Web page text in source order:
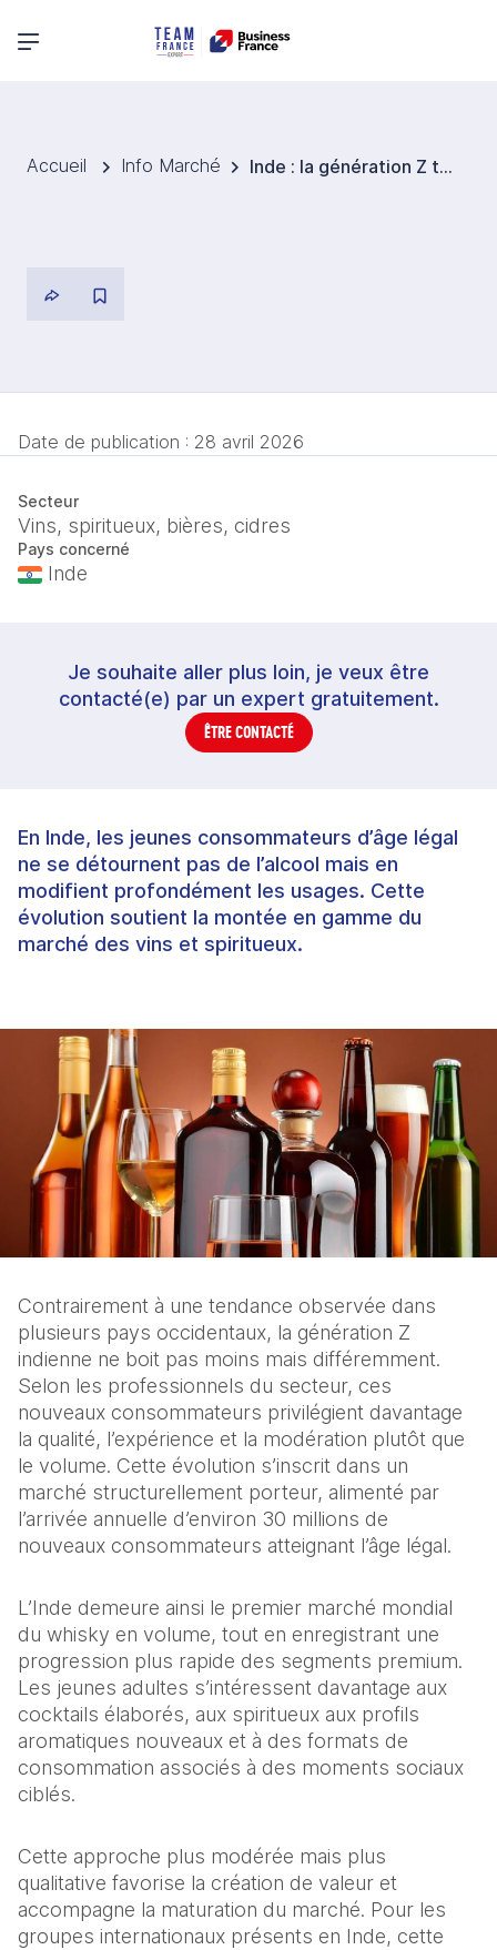
Menu principal
Accueil Info Marché Inde : la génération Z transforme la consommation d’alcool
Date de publication : 28 avril 2026
Secteur
Vins, spiritueux, bières, cidres
Pays concerné
Inde
Je souhaite aller plus loin, je veux être
contacté(e) par un expert gratuitement.
ÊTRE CONTACTÉ
En Inde, les jeunes consommateurs d’âge légal
ne se détournent pas de l’alcool mais en
modifient profondément les usages. Cette
évolution soutient la montée en gamme du
marché des vins et spiritueux.
Contrairement à une tendance observée dans
plusieurs pays occidentaux, la génération Z
indienne ne boit pas moins mais différemment.
Selon les professionnels du secteur, ces
nouveaux consommateurs privilégient davantage
la qualité, l’expérience et la modération plutôt que
le volume. Cette évolution s’inscrit dans un
marché structurellement porteur, alimenté par
l’arrivée annuelle d’environ 30 millions de
nouveaux consommateurs atteignant l’âge légal.
L’Inde demeure ainsi le premier marché mondial
du whisky en volume, tout en enregistrant une
progression plus rapide des segments premium.
Les jeunes adultes s’intéressent davantage aux
cocktails élaborés, aux spiritueux aux profils
aromatiques nouveaux et à des formats de
consommation associés à des moments sociaux
ciblés.
Cette approche plus modérée mais plus
qualitative favorise la création de valeur et
accompagne la maturation du marché. Pour les
groupes internationaux présents en Inde, cette